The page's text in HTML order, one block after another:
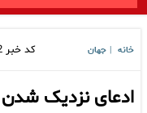
خانه جهان کد خبر
ادعای نزدیک شدن